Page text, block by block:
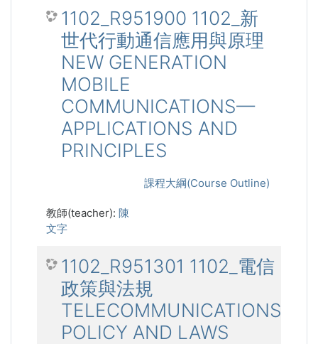
1102_R951900 1102_新
世代行動通信應用與原理
NEW GENERATION
MOBILE
COMMUNICATIONS—
APPLICATIONS AND
PRINCIPLES
課程大綱(Course Outline)
教師(teacher): 陳
文字
1102_R951301 1102_電信
政策與法規
TELECOMMUNICATIONS
POLICY AND LAWS